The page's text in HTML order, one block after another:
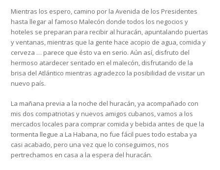
Mientras los espero, camino por la Avenida de los Presidentes
hasta llegar al famoso Malecón donde todos los negocios y
hoteles se preparan para recibir al huracán, apuntalando puertas
y ventanas, mientras que la gente hace acopio de agua, comida y
cerveza … parece que ésto va en serio. Aún así, disfruto del
hermoso atardecer sentado en el malecón, disfrutando de la
brisa del Atlántico mientras agradezco la posibilidad de visitar un
nuevo país.
La mañana previa a la noche del huracán, ya acompañado con
mis dos compatriotas y nuevos amigos cubanos, vamos a los
mercados locales para comprar comida y bebida antes de que la
tormenta llegue a La Habana, no fue fácil pues todo estaba ya
casi acabado, pero una vez que lo conseguimos, nos
pertrechamos en casa a la espera del huracán.